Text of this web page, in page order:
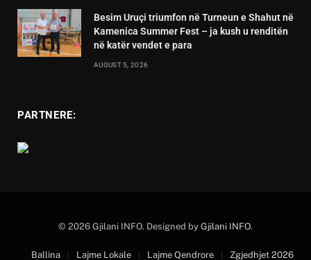
Besim Uruçi triumfon në Turneun e Shahut në
Kamenica Summer Fest – ja kush u renditën
në katër vendet e para
AUGUST 5, 2026
PARTNERE:
© 2026 Gjilani INFO. Designed by Gjilani INFO.
Ballina Lajme Lokale Lajme Qendrore Zgjedhjet 2026